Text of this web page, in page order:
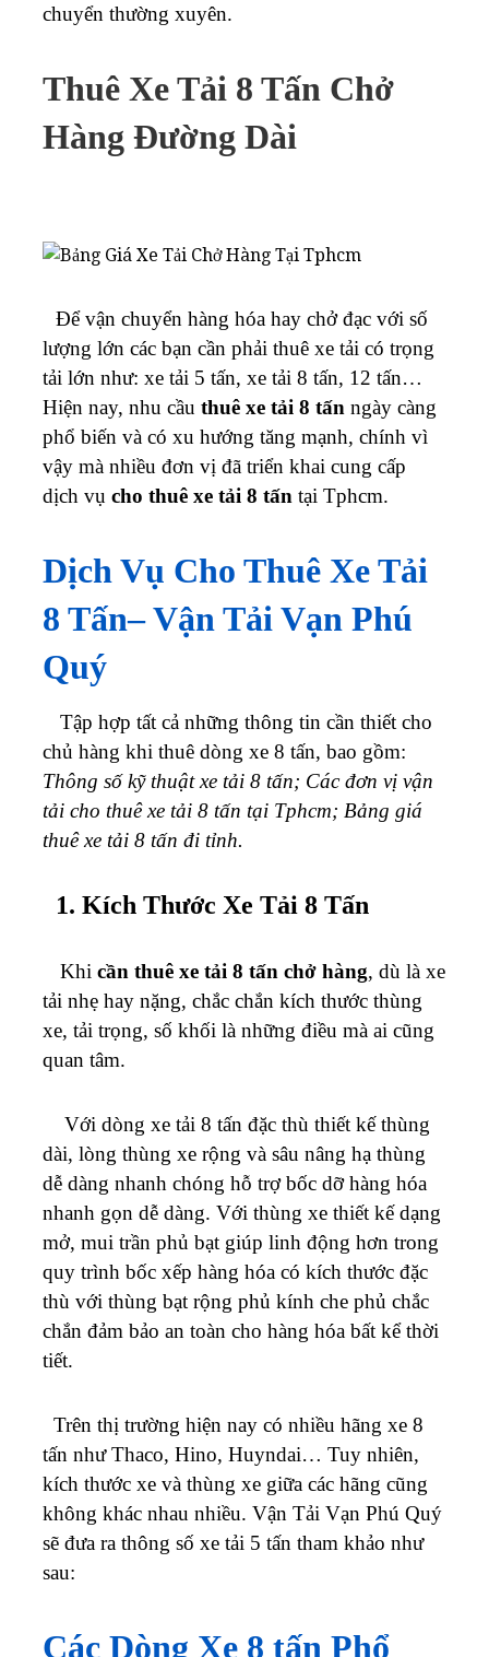
chuyển thường xuyên.
Thuê Xe Tải 8 Tấn Chở
Hàng Đường Dài
Để vận chuyển hàng hóa hay chở đạc với số
lượng lớn các bạn cần phải thuê xe tải có trọng
tải lớn như: xe tải 5 tấn, xe tải 8 tấn, 12 tấn…
Hiện nay, nhu cầu thuê xe tải 8 tấn ngày càng
phổ biến và có xu hướng tăng mạnh, chính vì
vậy mà nhiều đơn vị đã triển khai cung cấp
dịch vụ cho thuê xe tải 8 tấn tại Tphcm.
Dịch Vụ Cho Thuê Xe Tải
8 Tấn– Vận Tải Vạn Phú
Quý
Tập hợp tất cả những thông tin cần thiết cho
chủ hàng khi thuê dòng xe 8 tấn, bao gồm:
Thông số kỹ thuật xe tải 8 tấn; Các đơn vị vận
tải cho thuê xe tải 8 tấn tại Tphcm; Bảng giá
thuê xe tải 8 tấn đi tỉnh.
1. Kích Thước Xe Tải 8 Tấn
Khi cần thuê xe tải 8 tấn chở hàng, dù là xe
tải nhẹ hay nặng, chắc chắn kích thước thùng
xe, tải trọng, số khối là những điều mà ai cũng
quan tâm.
Với dòng xe tải 8 tấn đặc thù thiết kế thùng
dài, lòng thùng xe rộng và sâu nâng hạ thùng
dễ dàng nhanh chóng hỗ trợ bốc dỡ hàng hóa
nhanh gọn dễ dàng. Với thùng xe thiết kế dạng
mở, mui trần phủ bạt giúp linh động hơn trong
quy trình bốc xếp hàng hóa có kích thước đặc
thù với thùng bạt rộng phủ kính che phủ chắc
chắn đảm bảo an toàn cho hàng hóa bất kể thời
tiết.
Trên thị trường hiện nay có nhiều hãng xe 8
tấn như Thaco, Hino, Huyndai… Tuy nhiên,
kích thước xe và thùng xe giữa các hãng cũng
không khác nhau nhiều. Vận Tải Vạn Phú Quý
sẽ đưa ra thông số xe tải 5 tấn tham khảo như
sau:
Các Dòng Xe 8 tấn Phổ